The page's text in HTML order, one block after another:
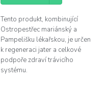
Tento produkt, kombinující
Ostropestřec mariánský a
Pampelišku lékařskou, je určen
k regeneraci jater a celkové
podpoře zdraví trávicího
systému.